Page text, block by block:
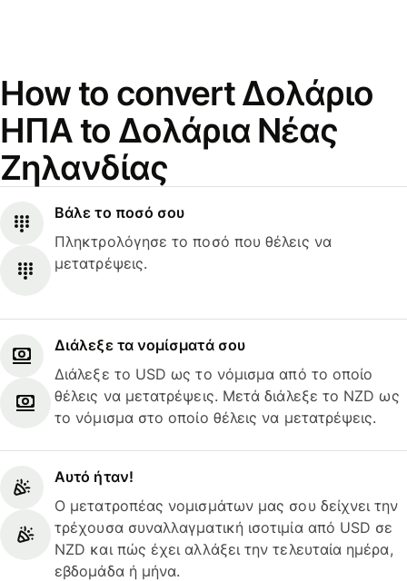
How to convert Δολάριο
ΗΠΑ to Δολάρια Νέας
Ζηλανδίας
Βάλε το ποσό σου
Πληκτρολόγησε το ποσό που θέλεις να
μετατρέψεις.
Διάλεξε τα νομίσματά σου
Διάλεξε το USD ως το νόμισμα από το οποίο
θέλεις να μετατρέψεις. Μετά διάλεξε το NZD ως
το νόμισμα στο οποίο θέλεις να μετατρέψεις.
Αυτό ήταν!
Ο μετατροπέας νομισμάτων μας σου δείχνει την
τρέχουσα συναλλαγματική ισοτιμία από USD σε
NZD και πώς έχει αλλάξει την τελευταία ημέρα,
εβδομάδα ή μήνα.